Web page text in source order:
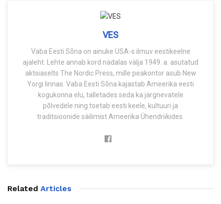
VES
Vaba Eesti Sõna on ainuke USA-s ilmuv eestikeelne
ajaleht. Lehte annab kord nädalas välja 1949. a. asutatud
aktsiaselts The Nordic Press, mille peakontor asub New
Yorgi linnas. Vaba Eesti Sõna kajastab Ameerika eesti
kogukonna elu, talletades seda ka järgnevatele
põlvedele ning toetab eesti keele, kultuuri ja
traditsioonide säilimist Ameerika Ühendriikides.
Related Articles